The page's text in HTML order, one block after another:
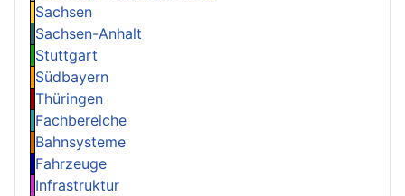
Sachsen
Sachsen-Anhalt
Stuttgart
Südbayern
Thüringen
Fachbereiche
Bahnsysteme
Fahrzeuge
Infrastruktur